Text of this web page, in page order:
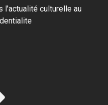
l'actualité culturelle au